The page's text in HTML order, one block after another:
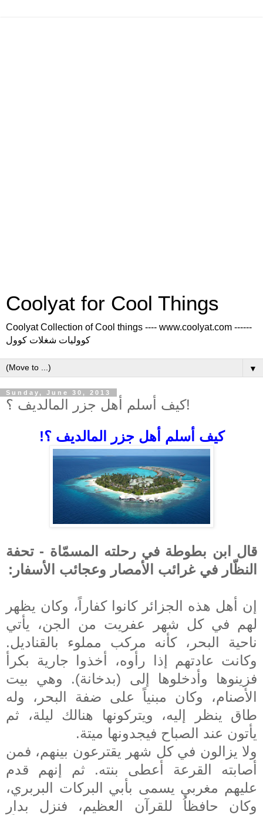
Coolyat for Cool Things
Coolyat Collection of Cool things ---- www.coolyat.com ------
كووليات شغلات كوول
▼
Sunday, June 30, 2013
كيف أسلم أهل جزر المالديف ؟!
كيف أسلم أهل جزر المالديف ؟!
قال ابن بطوطة في رحلته المسمّاة - تحفة
النظّار في غرائب الأمصار وعجائب الأسفار:
إن أهل هذه الجزائر كانوا كفاراً، وكان يظهر
لهم في كل شهر عفريت من الجن، يأتي
ناحية البحر، كأنه مركب مملوء بالقناديل.
وكانت عادتهم إذا رأوه، أخذوا جارية بكرأ
فزينوها وأدخلوها إلى (بدخانة). وهي بيت
الأصنام، وكان مبنياً على ضفة البحر، وله
طاق ينظر إليه، ويتركونها هنالك ليلة، ثم
يأتون عند الصباح فيجدونها ميتة.
ولا يزالون في كل شهر يقترعون بينهم، فمن
أصابته القرعة أعطى بنته. ثم إنهم قدم
عليهم مغربي يسمى بأبي البركات البربري،
وكان حافظاُ للقرآن العظيم، فنزل بدار